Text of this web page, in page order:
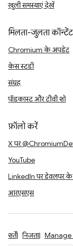
खुली समस्याएं देखें
मिलता-जुलता कॉन्टेंट
Chromium के अपडेट
केस स्टडी
संग्रह
पॉडकास्ट और टीवी शो
फ़ॉलो करें
X पर
YouTube
LinkedIn पर डेवलपर
आरएसएस
शर्तें निजता Manage